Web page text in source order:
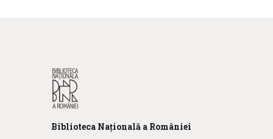
Biblioteca Națională a României